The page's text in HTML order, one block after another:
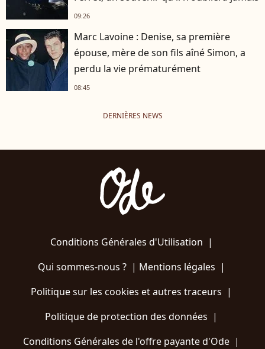
09:26
Marc Lavoine : Denise, sa première
épouse, mère de son fils aîné Simon, a
perdu la vie prématurément
08:45
DERNIÈRES NEWS
Conditions Générales d'Utilisation |
Qui sommes-nous ?| Mentions légales |
Politique sur les cookies et autres traceurs |
Politique de protection des données |
Conditions Générales de l'offre payante d'Ode |